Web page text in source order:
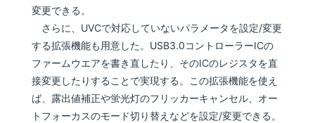
変更できる。
さらに、UVCで対応していないパラメータを設定/変更
する拡張機能も用意した。USB3.0コントローラーICの
ファームウエアを書き直したり、そのICのレジスタを直
接変更したりすることで実現する。この拡張機能を使え
ば、露出値補正や蛍光灯のフリッカーキャンセル、オー
トフォーカスのモード切り替えなどを設定/変更できる。